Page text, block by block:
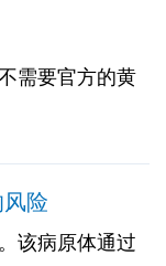
需要官方的黄
您来自存在黄
种证明。请咨
险
该病原体通过